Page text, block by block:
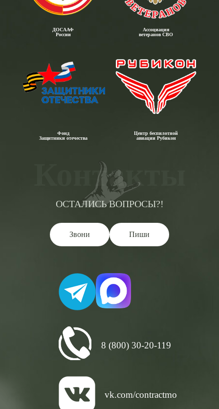
ДОСААФ
России
Ассоциация
ветеранов СВО
Фонд
Защитники отечества
Центр беспилотной
авиации Рубикон
Контакты
ОСТАЛИСЬ ВОПРОСЫ?!
Звони Пиши
8 (800) 30-20-119
vk.com/contractmo